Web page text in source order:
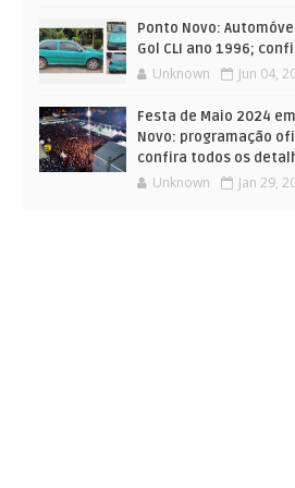
Ponto Novo:
Gol CLI ano 1996;
Unknown Jun 04,
Festa de Maio 2024
Novo: programação
confira todos os
Unknown Jan 29,